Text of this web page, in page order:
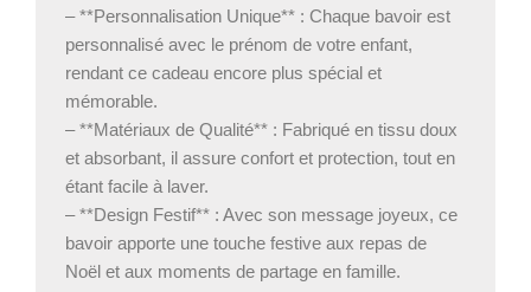
– **Personnalisation Unique** : Chaque bavoir est
personnalisé avec le prénom de votre enfant,
rendant ce cadeau encore plus spécial et
mémorable.
– **Matériaux de Qualité** : Fabriqué en tissu doux
et absorbant, il assure confort et protection, tout en
étant facile à laver.
– **Design Festif** : Avec son message joyeux, ce
bavoir apporte une touche festive aux repas de
Noël et aux moments de partage en famille.